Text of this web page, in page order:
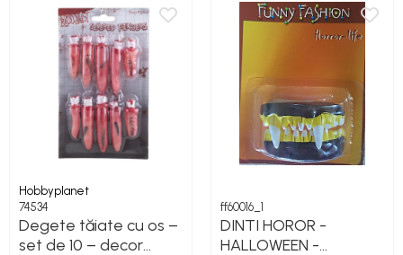
Hobbyplanet
74534
Degete tăiate cu os –
set de 10 – decor
ff60016_1
DINTI HOROR -
HALLOWEEN -